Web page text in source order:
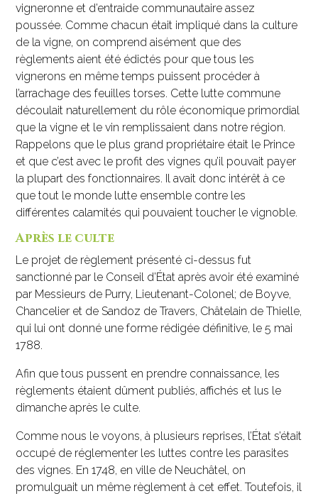
vigneronne et d’entraide communautaire assez
poussée. Comme chacun était impliqué dans la culture
de la vigne, on comprend aisément que des
règlements aient été édictés pour que tous les
vignerons en même temps puissent procéder à
l’arrachage des feuilles torses. Cette lutte commune
découlait naturellement du rôle économique primordial
que la vigne et le vin remplissaient dans notre région.
Rappelons que le plus grand propriétaire était le Prince
et que c’est avec le profit des vignes qu’il pouvait payer
la plupart des fonctionnaires. Il avait donc intérêt à ce
que tout le monde lutte ensemble contre les
différentes calamités qui pouvaient toucher le vignoble.
Après le culte
Le projet de règlement présenté ci-dessus fut
sanctionné par le Conseil d’État après avoir été examiné
par Messieurs de Purry, Lieutenant-Colonel; de Boyve,
Chancelier et de Sandoz de Travers, Châtelain de Thielle,
qui lui ont donné une forme rédigée définitive, le 5 mai
1788.
Afin que tous pussent en prendre connaissance, les
règlements étaient dûment publiés, affichés et lus le
dimanche après le culte.
Comme nous le voyons, à plusieurs reprises, l’État s’était
occupé de réglementer les luttes contre les parasites
des vignes. En 1748, en ville de Neuchâtel, on
promulguait un même règlement à cet effet. Toutefois, il